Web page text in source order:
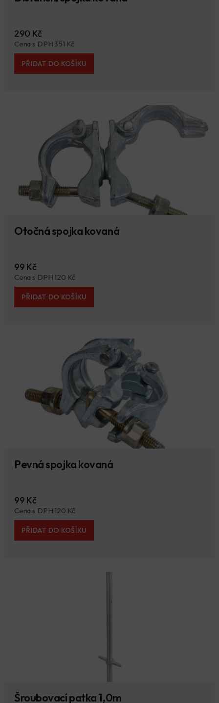
290 Kč
Cena s DPH 351 Kč
PŘIDAT DO KOŠÍKU
Otočná spojka kovaná
99 Kč
Cena s DPH 120 Kč
PŘIDAT DO KOŠÍKU
Pevná spojka kovaná
99 Kč
Cena s DPH 120 Kč
PŘIDAT DO KOŠÍKU
Šroubovací patka 1,0m